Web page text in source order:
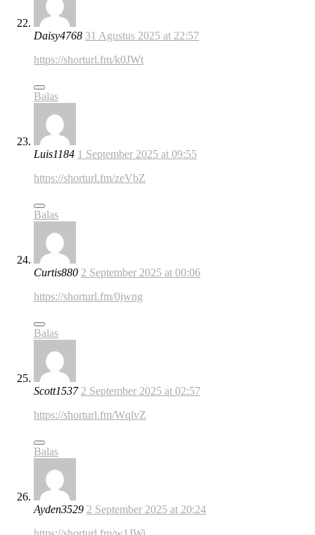
Daisy4768 31 Agustus 2025 at 22:57
https://shorturl.fm/k0JWt
Balas
Luis1184 1 September 2025 at 09:55
https://shorturl.fm/zeVbZ
Balas
Curtis880 2 September 2025 at 00:06
https://shorturl.fm/0jwng
Balas
Scott1537 2 September 2025 at 02:57
https://shorturl.fm/WqlvZ
Balas
Ayden3529 2 September 2025 at 20:24